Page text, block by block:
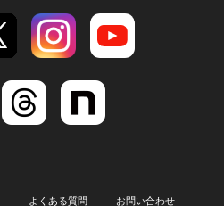
よくある質問 お問い合わせ